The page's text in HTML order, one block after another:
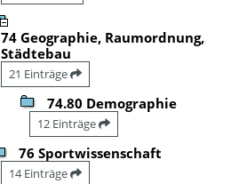
74 Geographie, Raumordnung,
Städtebau
21 Einträge
74.80 Demographie
12 Einträge
76 Sportwissenschaft
14 Einträge